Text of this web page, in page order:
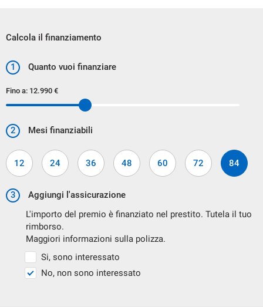
SOLUZIONE PIU' ADATTA ALLE TUE ESIGENZE.
PERMUTA USATO
ACCETTIAMO IL VOSTRO VEICOLO IN PERMUTA.
PER AVER UNA VALUTAZIONE ON LINE VI PREGHIAMO DI
INDICARE I SEGUENTI DATI:
MARCA
Calcola il finanziamento
1 Quanto vuoi finanziare
Fino a: 12.990 €
2 Mesi finanziabili
12 24 36 48 60 72 84
3
Aggiungi l'assicurazione
L'importo del premio è finanziato nel prestito. Tutela il tuo
rimborso.
Maggiori informazioni sulla polizza.
Si, sono interessato
No, non sono interessato